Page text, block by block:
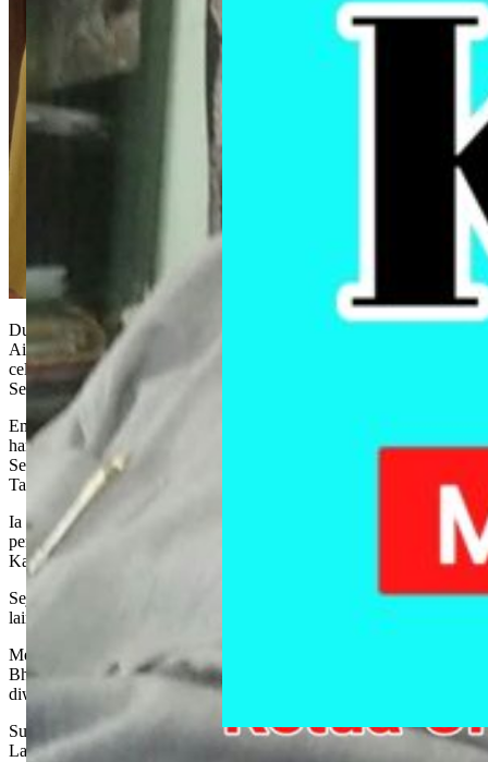
Duri- kompasnews.co.id
Aipda Seno P terus berpesan, Yang penting masyarakat tak memberi
celah sedikitpun bagi pelaku kriminal untuk menjalankan aksinya.
Selalu waspada.
Emak emak, jangan memakai perhiasan yang mencolok. Jika malam
hari, masyarakat dihimbau jangan sampai larut berada diluar rumah.
Selain tak bagus bagi kesehatan, manfaatnya juga tidak ada.
Tak kenal lelah, siang dan malam.
Ia terus menggiatkan patroli dengan menyambangi door to door
pengusaha disepanjang Jalan Jendral Sudirman, menjaga
Kamtibmas.
Sejumlah titik seperti pangkalan ojek, warung kopi dan titik rawan
lainnya tak lepas dari pantauan Bhabinkamtibmas enerjik tersebut.
Menciptakan rasa aman dan nyaman masyarakatnya,
Bhabinkamtibmas Kelurahan Duri Timur terus terlihat eksis
diwilayah hukumnya.
Sudah biasa, semuanya demi rasa aman dan nyaman masyarakat.
Lagi pula sudah menjadi tanggung jawab, tutupnya.